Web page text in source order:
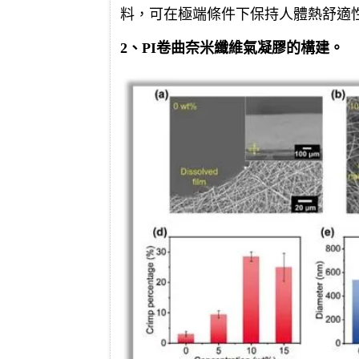
料，可在極端條件下保持人體熱舒適
2、PI卷曲奈米纖維氣凝膠的構建。